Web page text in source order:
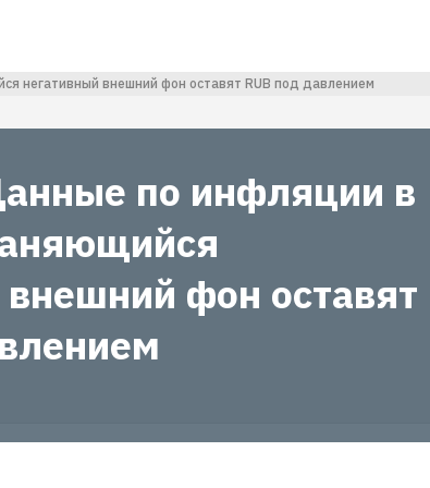
негативный внешний фон оставят RUB под давлением
по инфляции в
фон оставят